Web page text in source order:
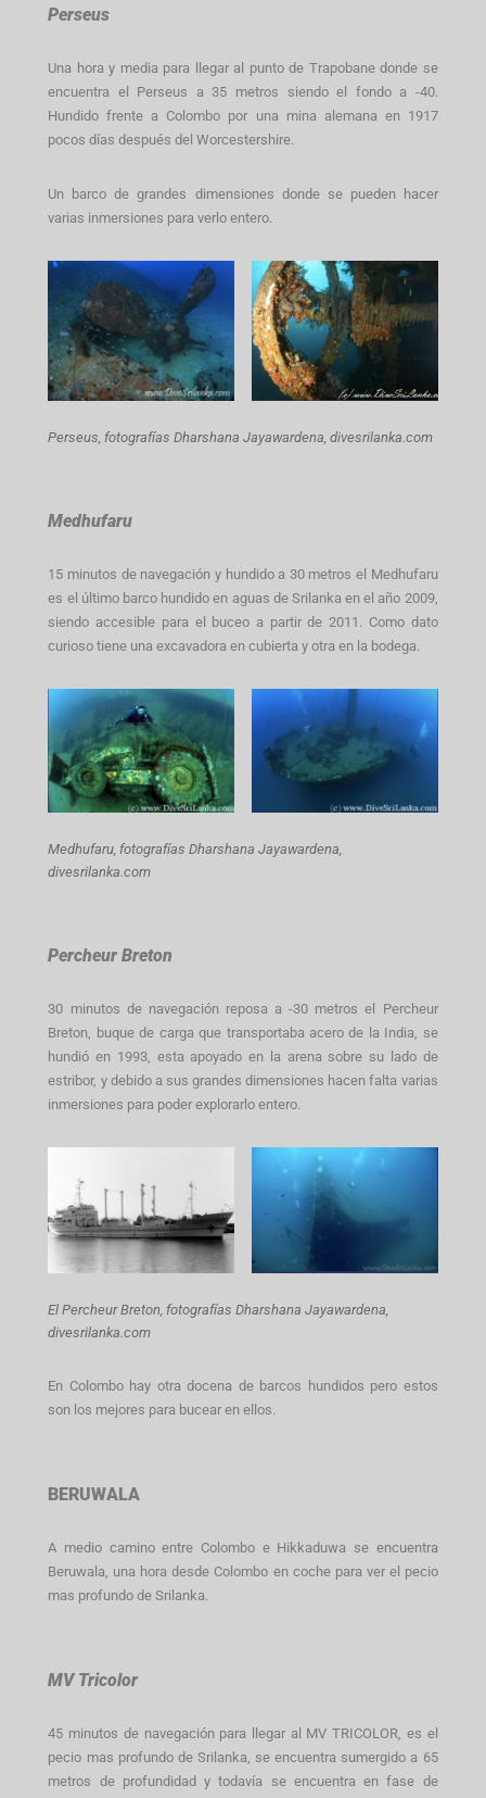
Perseus
Una hora y media para llegar al punto de Trapobane donde se
encuentra el Perseus a 35 metros siendo el fondo a -40.
Hundido frente a Colombo por una mina alemana en 1917
pocos días después del Worcestershire.
Un barco de grandes dimensiones donde se pueden hacer
varias inmersiones para verlo entero.
Perseus, fotografías Dharshana Jayawardena, divesrilanka.com
Medhufaru
15 minutos de navegación y hundido a 30 metros el Medhufaru
es el último barco hundido en aguas de Srilanka en el año 2009,
siendo accesible para el buceo a partir de 2011. Como dato
curioso tiene una excavadora en cubierta y otra en la bodega.
Medhufaru, fotografías Dharshana Jayawardena,
divesrilanka.com
Percheur Breton
30 minutos de navegación reposa a -30 metros el Percheur
Breton, buque de carga que transportaba acero de la India, se
hundió en 1993, esta apoyado en la arena sobre su lado de
estribor, y debido a sus grandes dimensiones hacen falta varias
inmersiones para poder explorarlo entero.
El Percheur Breton, fotografías Dharshana Jayawardena,
divesrilanka.com
En Colombo hay otra docena de barcos hundidos pero estos
son los mejores para bucear en ellos.
BERUWALA
A medio camino entre Colombo e Hikkaduwa se encuentra
Beruwala, una hora desde Colombo en coche para ver el pecio
mas profundo de Srilanka.
MV Tricolor
45 minutos de navegación para llegar al MV TRICOLOR, es el
pecio mas profundo de Srilanka, se encuentra sumergido a 65
metros de profundidad y todavía se encuentra en fase de